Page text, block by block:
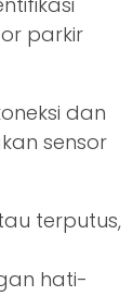
parkir
dan
sensor
terputus,
hati-